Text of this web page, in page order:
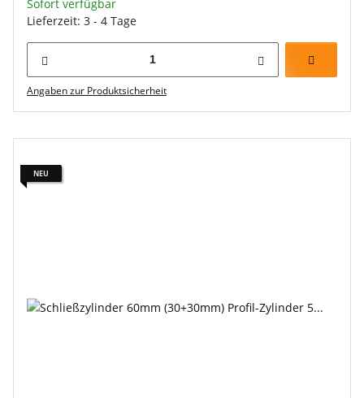
Sofort verfügbar
Lieferzeit: 3 - 4 Tage
Angaben zur Produktsicherheit
NEU